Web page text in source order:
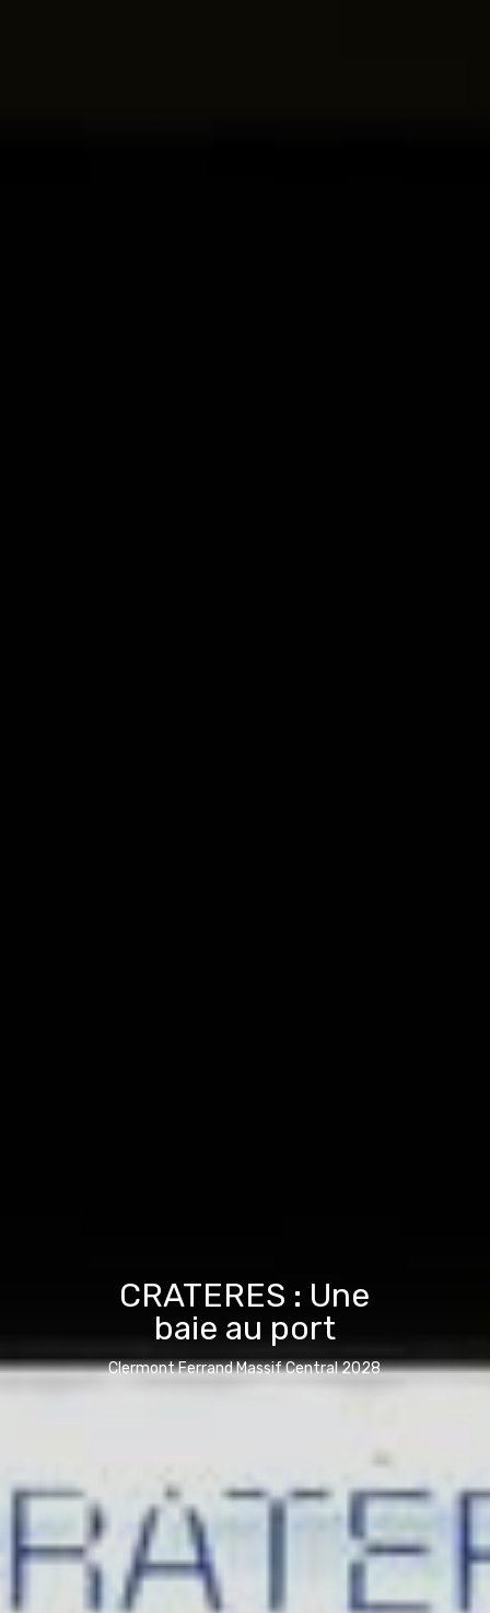
CRATERES : Une
baie au port
Clermont Ferrand Massif Central 2028